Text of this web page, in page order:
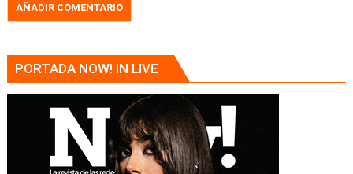
PORTADA NOW! IN LIVE